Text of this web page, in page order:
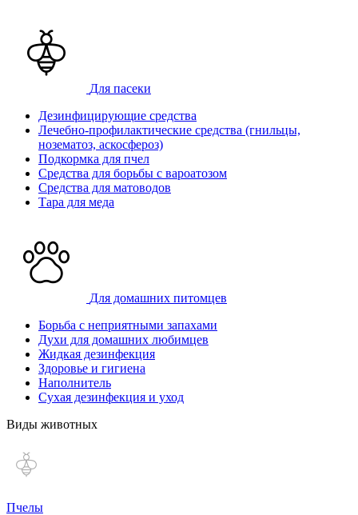
Для пасеки
Дезинфицирующие средства
Лечебно-профилактические средства (гнильцы,
нозематоз, аскосфероз)
Подкормка для пчел
Средства для борьбы с вароатозом
Средства для матоводов
Тара для меда
Для домашних питомцев
Борьба с неприятными запахами
Духи для домашних любимцев
Жидкая дезинфекция
Здоровье и гигиена
Наполнитель
Сухая дезинфекция и уход
Виды животных
Пчелы